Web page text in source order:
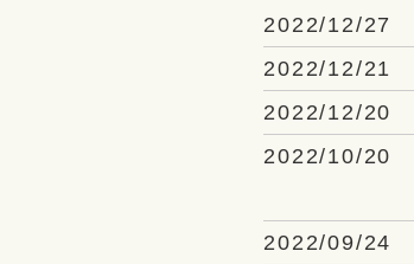
2022/12/27
2022/12/21
2022/12/20
2022/10/20
2022/09/24